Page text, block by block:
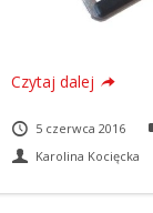
Czytaj dalej
5 czerwca 2016
Karolina Kocięcka